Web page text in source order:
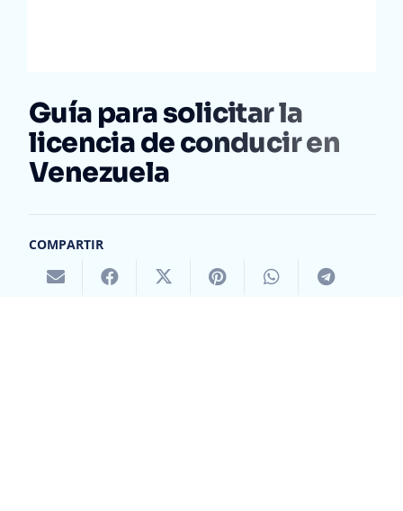
Guía para solicitar la
licencia de conducir en
Venezuela
COMPARTIR